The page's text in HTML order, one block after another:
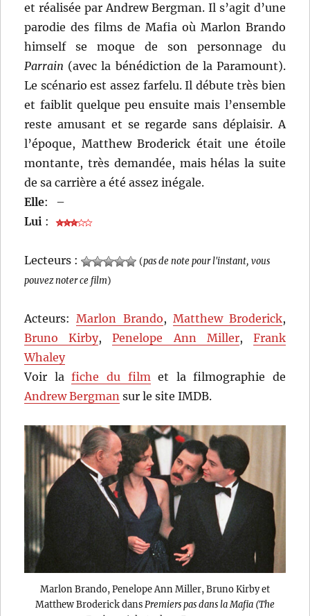
et réalisée par Andrew Bergman. Il s’agit d’une
parodie des films de Mafia où Marlon Brando
himself se moque de son personnage du
Parrain (avec la bénédiction de la Paramount).
Le scénario est assez farfelu. Il débute très bien
et faiblit quelque peu ensuite mais l’ensemble
reste amusant et se regarde sans déplaisir. A
l’époque, Matthew Broderick était une étoile
montante, très demandée, mais hélas la suite
de sa carrière a été assez inégale.
Elle:
–
Lui :
Lecteurs : (pas de note pour l'instant, vous
pouvez noter ce film)
Acteurs:Marlon Brando, Matthew Broderick,
Bruno Kirby,Penelope Ann Miller, Frank
Whaley
Voir lafiche du filmet la filmographie de
Andrew Bergman sur le site IMDB.
Marlon Brando, Penelope Ann Miller, Bruno Kirby et
Matthew Broderick dans Premiers pas dans la Mafia (The